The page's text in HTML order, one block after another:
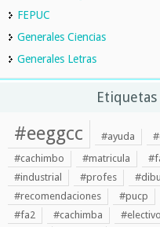
FEPUC
Generales Ciencias
Generales Letras
#eeggcc #ayuda
#cachimbo
#matricula
#industrial
#profes
#recomendaciones
#pucp
#fa2
#cachimba #electivo